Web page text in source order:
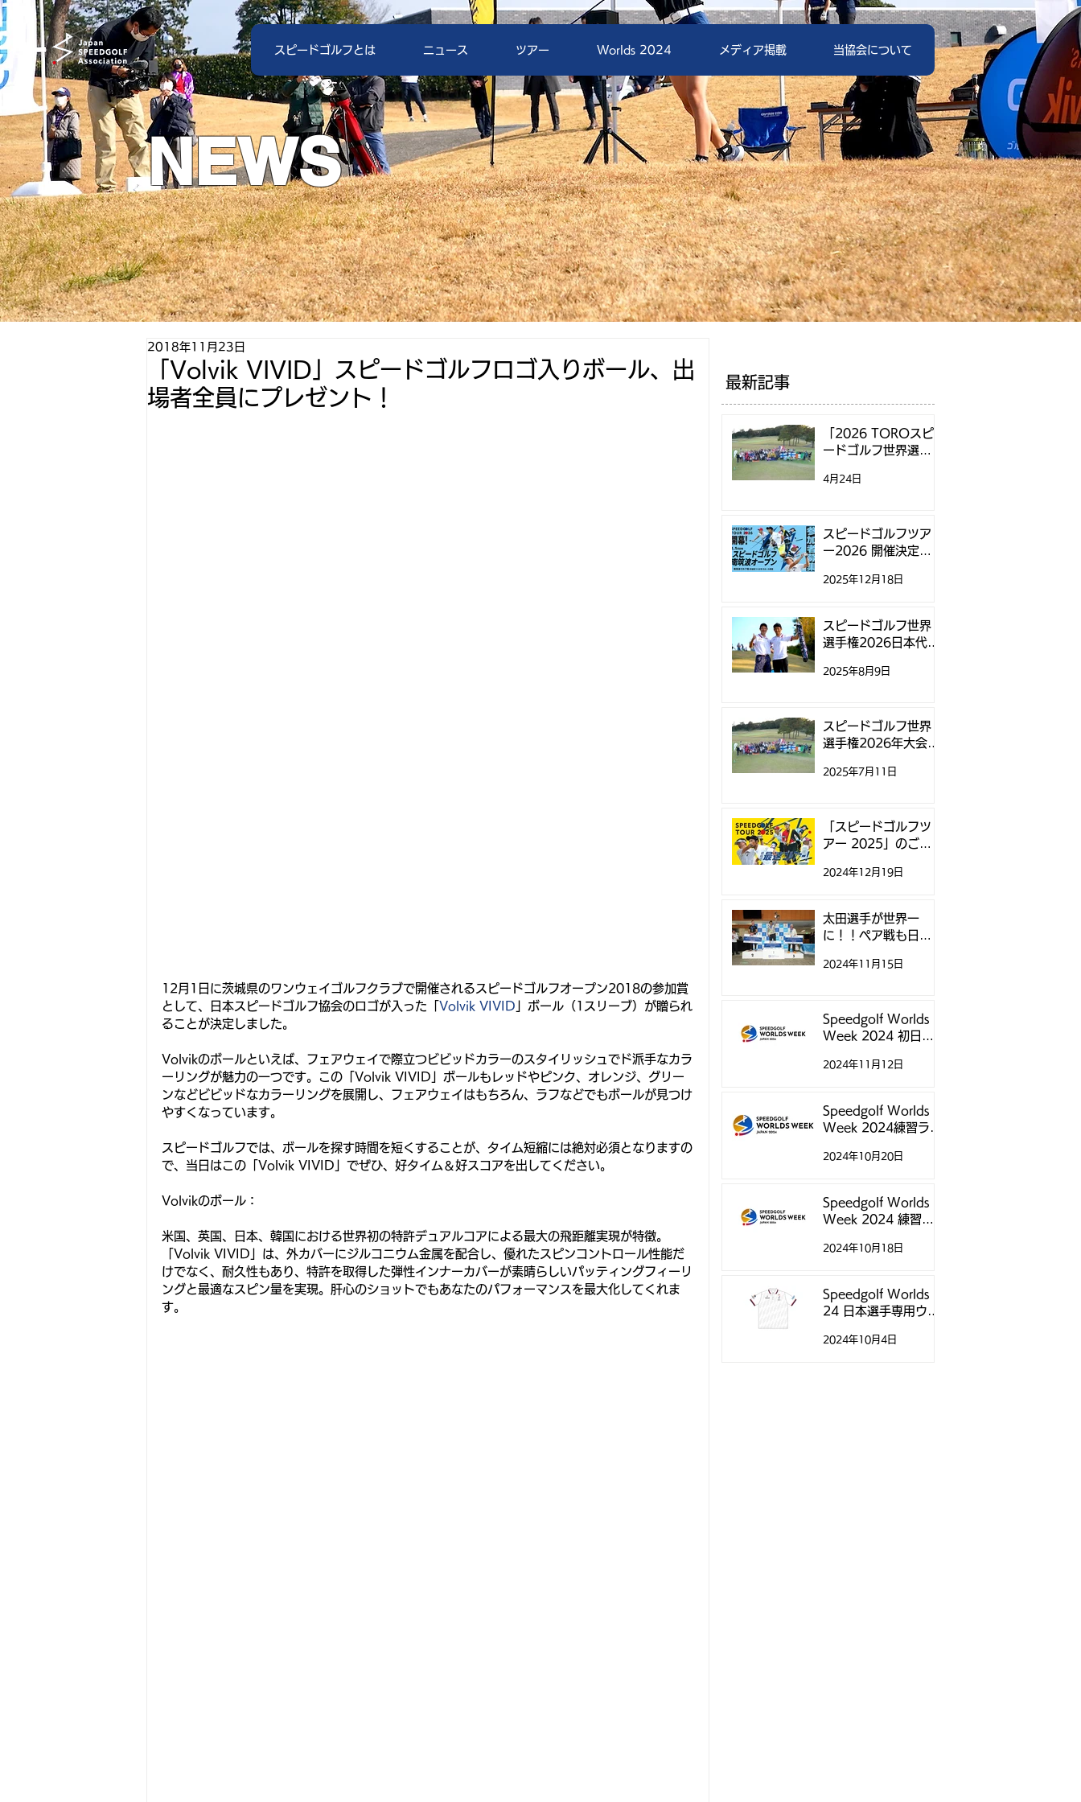
スピードゴルフとは ニュース ツアー Worlds 2024 メディア掲載 当協会について
NEWS
「Volvik VIVID」スピードゴルフロゴ入りボール、出
場者全員にプレゼント！
2018年11月23日
12月1日に茨城県のワンウェイゴルフクラブで開催されるスピードゴルフオープン2018の参加賞
として、日本スピードゴルフ協会のロゴが入った「 Volvik VIVID 」ボール（1スリーブ）が贈られ
ることが決定しました。
Volvikのボールといえば、フェアウェイで際立つビビッドカラーのスタイリッシュでド派手なカラ
ーリングが魅力の一つです。この「Volvik VIVID」ボールもレッドやピンク、オレンジ、グリー
ンなどビビッドなカラーリングを展開し、フェアウェイはもちろん、ラフなどでもボールが見つけ
やすくなっています。
スピードゴルフでは、ボールを探す時間を短くすることが、タイム短縮には絶対必須となりますの
で、当日はこの「Volvik VIVID」でぜひ、好タイム＆好スコアを出してください。
Volvikのボール：
米国、英国、日本、韓国における世界初の特許デュアルコアによる最大の飛距離実現が特徴。
「Volvik VIVID」は、外カバーにジルコニウム金属を配合し、優れたスピンコントロール性能だ
けでなく、耐久性もあり、特許を取得した弾性インナーカバーが素晴らしいパッティングフィーリ
ングと最適なスピン量を実現。肝心のショットでもあなたのパフォーマンスを最大化してくれま
す。
最新記事
「2026 TOROスピ
ードゴルフ世界選手
法決定のお知らせ
4月24日
スピードゴルフツア
ー2026 開催決定！
フ南筑波オープン」
らせ
2025年12月18日
スピードゴルフ世界
選手権2026日本代表
せ
2025年8月9日
スピードゴルフ世界
選手権2026年大会、
ンドで開催
2025年7月11日
「スピードゴルフツ
アー 2025」のご案
2024年12月19日
太田選手が世界一
に！！ペア戦も日本
ピードゴルフ世界選
2024年11月15日
Speedgolf Worlds
Week 2024 初日テ
2024年11月12日
Speedgolf Worlds
Week 2024練習ラウ
トのお知らせ
2024年10月20日
Speedgolf Worlds
Week 2024 練習ラ
2024年10月18日
Speedgolf Worlds
24 日本選手専用ウェ
2024年10月4日